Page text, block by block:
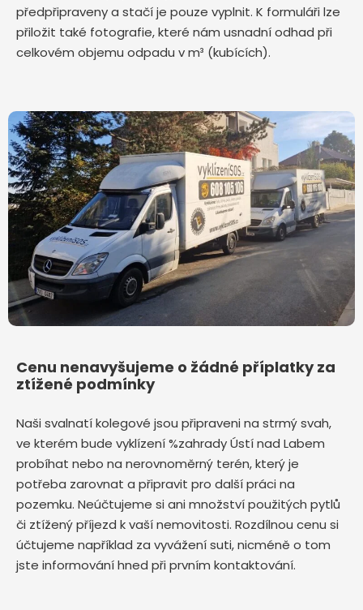
předpřipraveny a stačí je pouze vyplnit. K formuláři lze
přiložit také fotografie, které nám usnadní odhad při
celkovém objemu odpadu v m³ (kubících).
Cenu nenavyšujeme o žádné příplatky za
ztížené podmínky
Naši svalnatí kolegové jsou připraveni na strmý svah,
ve kterém bude vyklízení %zahrady Ústí nad Labem
probíhat nebo na nerovnoměrný terén, který je
potřeba zarovnat a připravit pro další práci na
pozemku. Neúčtujeme si ani množství použitých pytlů
či ztížený příjezd k vaší nemovitosti. Rozdílnou cenu si
účtujeme například za vyvážení suti, nicméně o tom
jste informování hned při prvním kontaktování.